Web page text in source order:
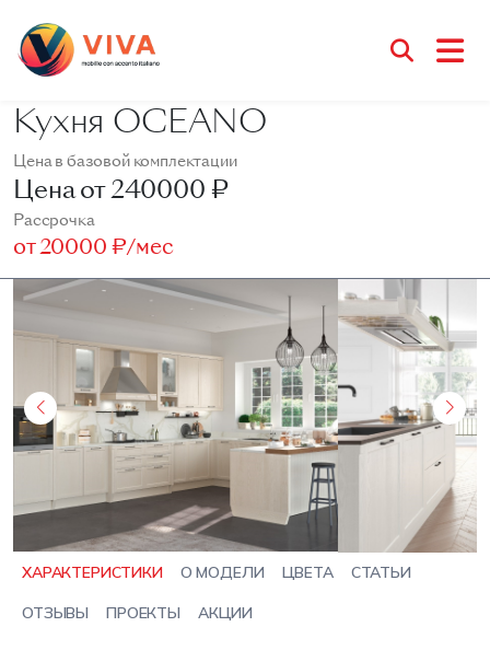
Кухня OCEANO
Цена в базовой комплектации
Цена от240000 ₽
Рассрочка
от20000 ₽/мес
ХАРАКТЕРИСТИКИ О МОДЕЛИ ЦВЕТА СТАТЬИ
ОТЗЫВЫ ПРОЕКТЫ АКЦИИ